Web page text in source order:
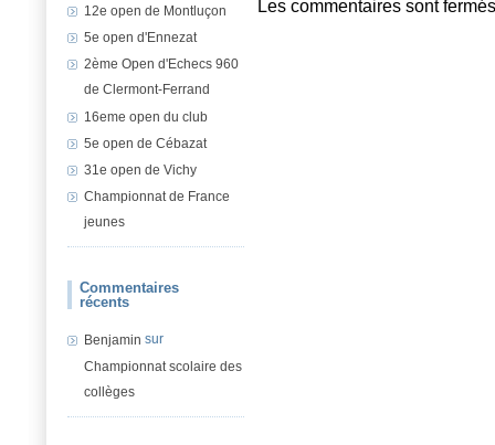
12e open de Montluçon
5e open d'Ennezat
2ème Open d'Echecs 960
de Clermont-Ferrand
16eme open du club
5e open de Cébazat
31e open de Vichy
Championnat de France
jeunes
Commentaires
récents
Benjamin sur
Championnat scolaire des
collèges
Les commentaires sont